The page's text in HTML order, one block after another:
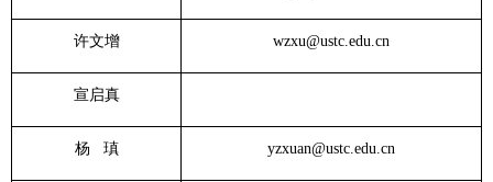
许文增 wzxu@ustc.edu.cn
宣启真
杨 瑱 yzxuan@ustc.edu.cn